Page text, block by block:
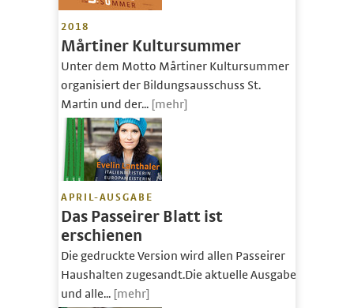
2018
Mårtiner Kultursummer
Unter dem Motto Mårtiner Kultursummer
organisiert der Bildungsausschuss St.
Martin und der... [mehr]
APRIL-AUSGABE
Das Passeirer Blatt ist
erschienen
Die gedruckte Version wird allen Passeirer
Haushalten zugesandt.Die aktuelle Ausgabe
und alle... [mehr]